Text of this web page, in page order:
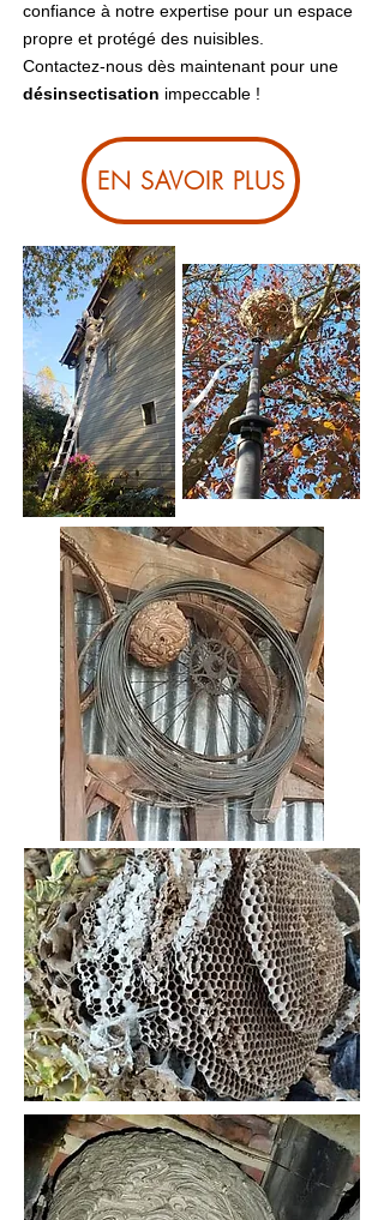
confiance à notre expertise pour un espace
propre et protégé des nuisibles.
Contactez-nous dès maintenant pour une
désinsectisation impeccable !
EN SAVOIR PLUS